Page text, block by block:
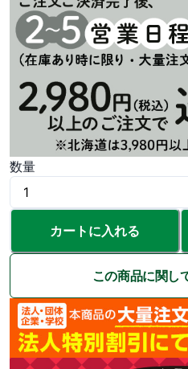
数量
カートに入れる
この商品に関し